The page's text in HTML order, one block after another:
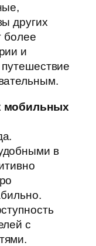
других
более
и
мобильных
в
с